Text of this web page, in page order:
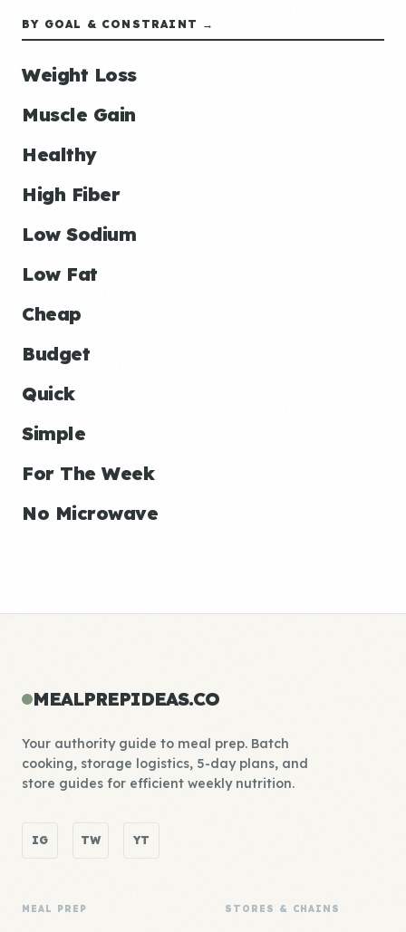
BY GOAL & CONSTRAINT →
Weight Loss
Muscle Gain
Healthy
High Fiber
Low Sodium
Low Fat
Cheap
Budget
Quick
Simple
For The Week
No Microwave
MEALPREPIDEAS.CO
Your authority guide to meal prep. Batch
cooking, storage logistics, 5-day plans, and
store guides for efficient weekly nutrition.
IG TW YT
MEAL PREP STORES & CHAINS